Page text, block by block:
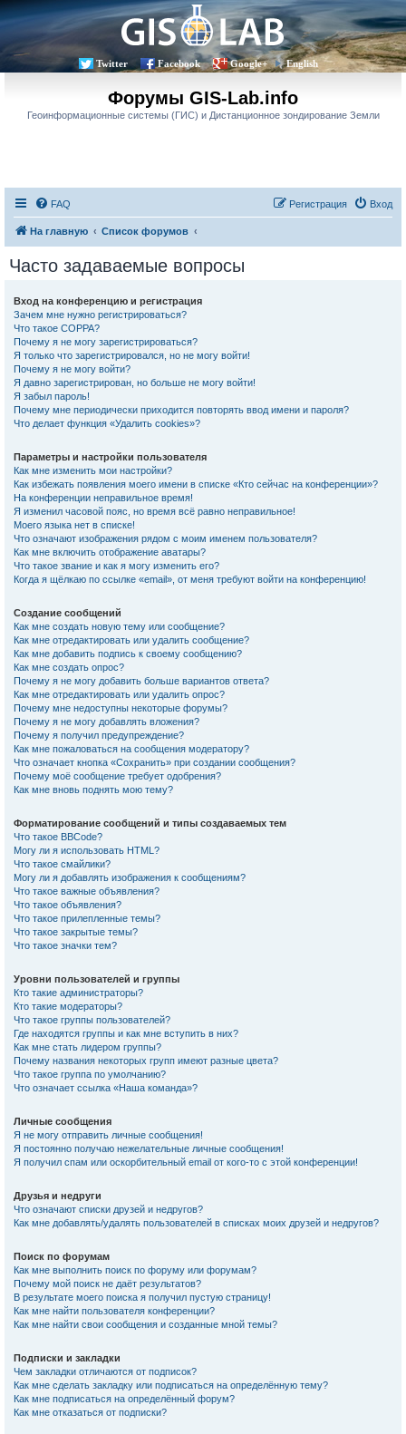
Twitter Facebook Google+ English
Форумы GIS-Lab.info
Геоинформационные системы (ГИС) и Дистанционное зондирование Земли
FAQ Вход
Регистрация
На главную Список форумов
Часто задаваемые вопросы
Вход на конференцию и регистрация
Зачем мне нужно регистрироваться?
Что такое COPPA?
Почему я не могу зарегистрироваться?
Я только что зарегистрировался, но не могу войти!
Почему я не могу войти?
Я давно зарегистрирован, но больше не могу войти!
Я забыл пароль!
Почему мне периодически приходится повторять ввод имени и пароля?
Что делает функция «Удалить cookies»?
Параметры и настройки пользователя
Как мне изменить мои настройки?
Как избежать появления моего имени в списке «Кто сейчас на конференции»?
На конференции неправильное время!
Я изменил часовой пояс, но время всё равно неправильное!
Моего языка нет в списке!
Что означают изображения рядом с моим именем пользователя?
Как мне включить отображение аватары?
Что такое звание и как я могу изменить его?
Когда я щёлкаю по ссылке «email», от меня требуют войти на конференцию!
Создание сообщений
Как мне создать новую тему или сообщение?
Как мне отредактировать или удалить сообщение?
Как мне добавить подпись к своему сообщению?
Как мне создать опрос?
Почему я не могу добавить больше вариантов ответа?
Как мне отредактировать или удалить опрос?
Почему мне недоступны некоторые форумы?
Почему я не могу добавлять вложения?
Почему я получил предупреждение?
Как мне пожаловаться на сообщения модератору?
Что означает кнопка «Сохранить» при создании сообщения?
Почему моё сообщение требует одобрения?
Как мне вновь поднять мою тему?
Форматирование сообщений и типы создаваемых тем
Что такое BBCode?
Могу ли я использовать HTML?
Что такое смайлики?
Могу ли я добавлять изображения к сообщениям?
Что такое важные объявления?
Что такое объявления?
Что такое прилепленные темы?
Что такое закрытые темы?
Что такое значки тем?
Уровни пользователей и группы
Кто такие администраторы?
Кто такие модераторы?
Что такое группы пользователей?
Где находятся группы и как мне вступить в них?
Как мне стать лидером группы?
Почему названия некоторых групп имеют разные цвета?
Что такое группа по умолчанию?
Что означает ссылка «Наша команда»?
Личные сообщения
Я не могу отправить личные сообщения!
Я постоянно получаю нежелательные личные сообщения!
Я получил спам или оскорбительный email от кого-то с этой конференции!
Друзья и недруги
Что означают списки друзей и недругов?
Как мне добавлять/удалять пользователей в списках моих друзей и недругов?
Поиск по форумам
Как мне выполнить поиск по форуму или форумам?
Почему мой поиск не даёт результатов?
В результате моего поиска я получил пустую страницу!
Как мне найти пользователя конференции?
Как мне найти свои сообщения и созданные мной темы?
Подписки и закладки
Чем закладки отличаются от подписок?
Как мне сделать закладку или подписаться на определённую тему?
Как мне подписаться на определённый форум?
Как мне отказаться от подписки?